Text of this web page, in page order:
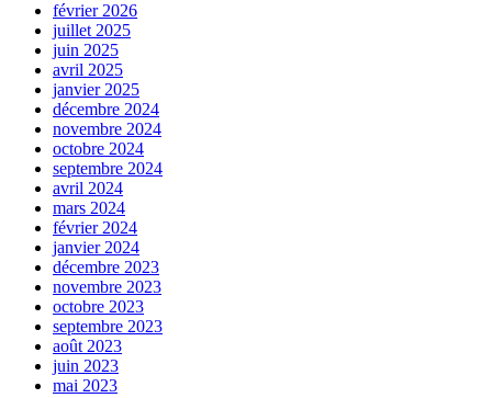
février 2026
juillet 2025
juin 2025
avril 2025
janvier 2025
décembre 2024
novembre 2024
octobre 2024
septembre 2024
avril 2024
mars 2024
février 2024
janvier 2024
décembre 2023
novembre 2023
octobre 2023
septembre 2023
août 2023
juin 2023
mai 2023